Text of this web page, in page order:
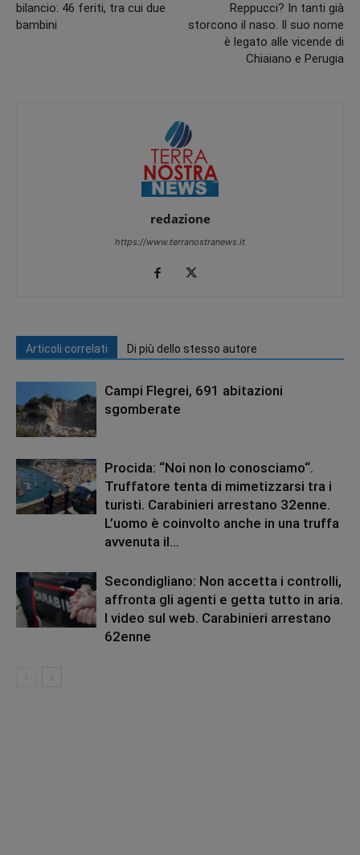
bilancio: 46 feriti, tra cui due
bambini
Reppucci? In tanti già
storcono il naso. Il suo nome
è legato alle vicende di
Chiaiano e Perugia
redazione
https://www.terranostranews.it
Articoli correlati Di più dello stesso autore
Campi Flegrei, 691 abitazioni
sgomberate
Procida: “Noi non lo conosciamo“.
Truffatore tenta di mimetizzarsi tra i
turisti. Carabinieri arrestano 32enne.
L’uomo è coinvolto anche in una truffa
avvenuta il...
Secondigliano: Non accetta i controlli,
affronta gli agenti e getta tutto in aria.
I video sul web. Carabinieri arrestano
62enne